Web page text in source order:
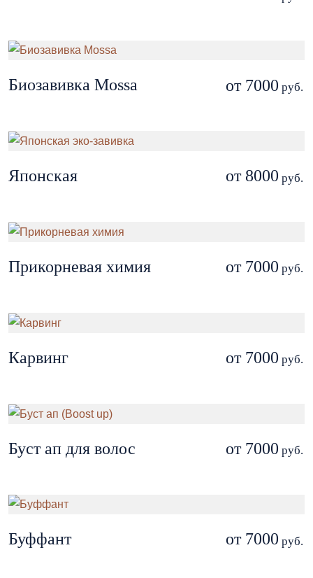
Биозавивка Mossa от 7000 руб.
Японская от 8000 руб.
Прикорневая химия от 7000 руб.
Карвинг от 7000 руб.
Буст ап для волос от 7000 руб.
Буффант от 7000 руб.